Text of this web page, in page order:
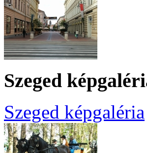
Szeged
Szeged képgaléria